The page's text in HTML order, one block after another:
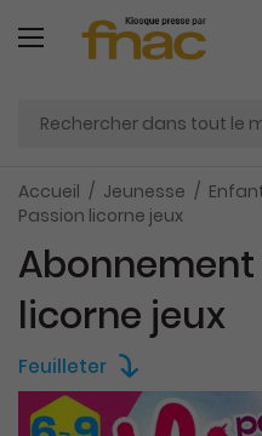
Accueil Jeunesse
Passion licorne jeux
Feuilleter
Abonnement
licorne jeux